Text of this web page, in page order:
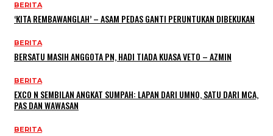
BERITA
‘KITA REMBAWANGLAH’ – ASAM PEDAS GANTI PERUNTUKAN DIBEKUKAN
BERITA
BERSATU MASIH ANGGOTA PN, HADI TIADA KUASA VETO – AZMIN
BERITA
EXCO N SEMBILAN ANGKAT SUMPAH: LAPAN DARI UMNO, SATU DARI MCA,
PAS DAN WAWASAN
BERITA